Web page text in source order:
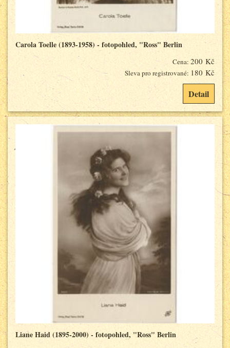
Carola Toelle (1893-1958) - fotopohled, "Ross" Berlin
Cena: 200 Kč
Sleva pro registrované: 180 Kč
Detail
Liane Haid (1895-2000) - fotopohled, "Ross" Berlin